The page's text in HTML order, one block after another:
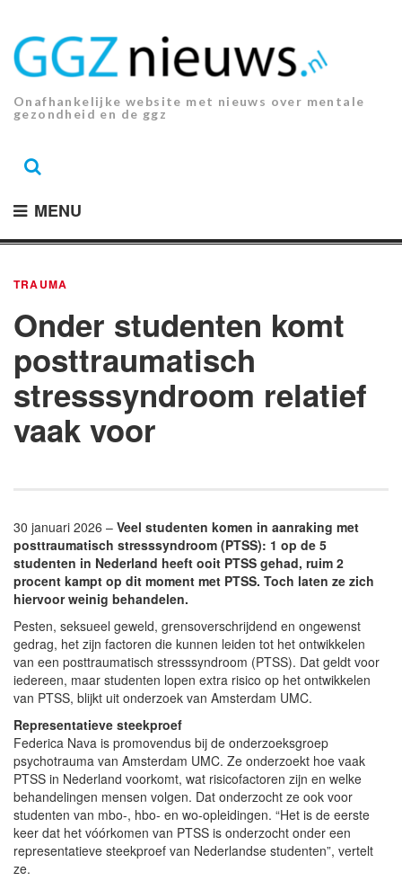
inhoud.
Onafhankelijke website met nieuws over mentale
gezondheid en de ggz
MENU
TRAUMA
Onder studenten komt
posttraumatisch
stresssyndroom relatief
vaak voor
30 januari 2026 – Veel studenten komen in aanraking met
posttraumatisch stresssyndroom (PTSS): 1 op de 5
studenten in Nederland heeft ooit PTSS gehad, ruim 2
procent kampt op dit moment met PTSS. Toch laten ze zich
hiervoor weinig behandelen.
Pesten, seksueel geweld, grensoverschrijdend en ongewenst
gedrag, het zijn factoren die kunnen leiden tot het ontwikkelen
van een posttraumatisch stresssyndroom (PTSS). Dat geldt voor
iedereen, maar studenten lopen extra risico op het ontwikkelen
van PTSS, blijkt uit onderzoek van Amsterdam UMC.
Representatieve steekproef
Federica Nava is promovendus bij de onderzoeksgroep
psychotrauma van Amsterdam UMC. Ze onderzoekt hoe vaak
PTSS in Nederland voorkomt, wat risicofactoren zijn en welke
behandelingen mensen volgen. Dat onderzocht ze ook voor
studenten van mbo-, hbo- en wo-opleidingen. “Het is de eerste
keer dat het vóórkomen van PTSS is onderzocht onder een
representatieve steekproef van Nederlandse studenten”, vertelt
ze.